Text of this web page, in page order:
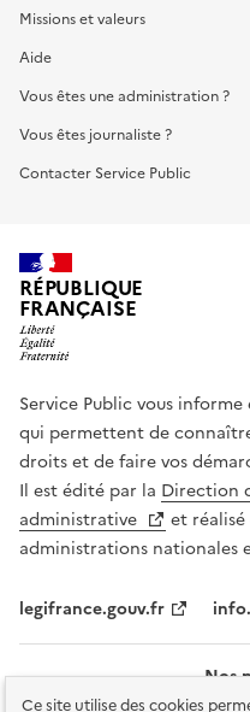
Ce site utilise des cookies
Missions et valeurs
Aide
Vous êtes une administration ?
Vous êtes journaliste ?
Contacter Service Public
RÉPUBLIQUE
FRANÇAISE
Service Public vous
qui permettent de
droits et de faire vos
Il est édité par la Direction
administrative
et
administrations nationales
legifrance.gouv.fr
Nos